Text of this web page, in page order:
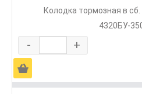
Колодка тормозная в
4320БУ-
- +
Ä